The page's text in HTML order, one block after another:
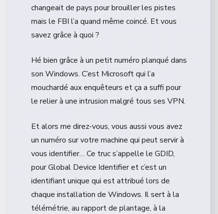
changeait de pays pour brouiller les pistes
mais le FBI l’a quand même coincé. Et vous
savez grâce à quoi ?
Hé bien grâce à un petit numéro planqué dans
son Windows. C’est Microsoft qui l’a
mouchardé aux enquêteurs et ça a suffi pour
le relier à une intrusion malgré tous ses VPN.
Et alors me direz-vous, vous aussi vous avez
un numéro sur votre machine qui peut servir à
vous identifier… Ce truc s’appelle le GDID,
pour Global Device Identifier et c’est un
identifiant unique qui est attribué lors de
chaque installation de Windows. Il sert à la
télémétrie, au rapport de plantage, à la